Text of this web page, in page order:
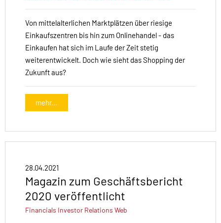
Von mittelalterlichen Marktplätzen über riesige
Einkaufszentren bis hin zum Onlinehandel - das
Einkaufen hat sich im Laufe der Zeit stetig
weiterentwickelt. Doch wie sieht das Shopping der
Zukunft aus?
mehr...
28.04.2021
Magazin zum Geschäftsbericht
2020 veröffentlicht
Financials Investor Relations Web